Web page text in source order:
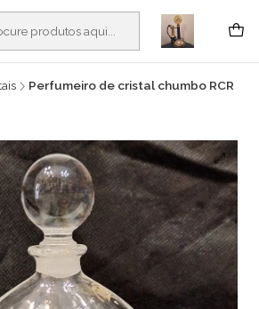
Colecionismo e antiguidades em Viana do
Ler mais
Perfumeiro de cristal chumbo RCR